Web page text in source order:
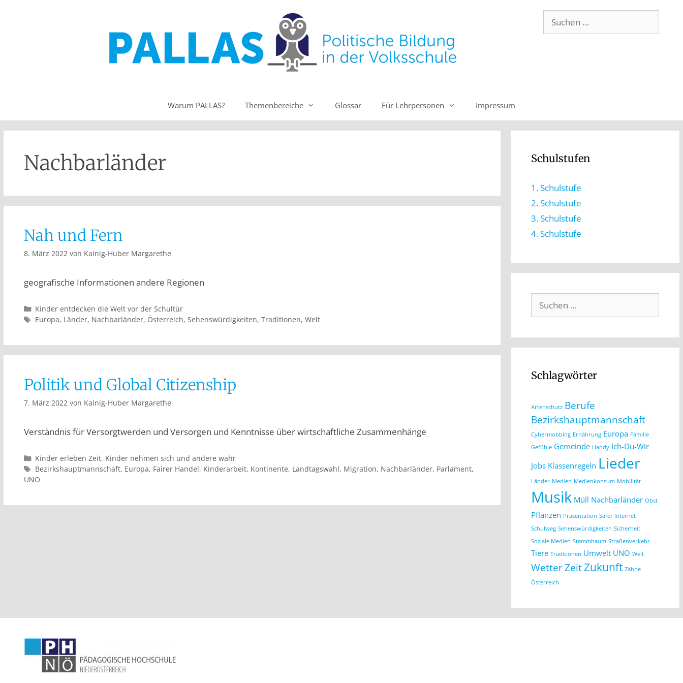
Warum PALLAS? Themenbereiche Glossar Für Lehrpersonen Impressum
Nachbarländer
Nah und Fern
8. März 2022 von Kainig-Huber Margarethe
geografische Informationen andere Regionen
Kinder entdecken die Welt vor der Schultür
Europa, Länder, Nachbarländer, Österreich, Sehenswürdigkeiten, Traditionen, Welt
Politik und Global Citizenship
7. März 2022 von Kainig-Huber Margarethe
Verständnis für Versorgtwerden und Versorgen und Kenntnisse über wirtschaftliche Zusammenhänge
Kinder erleben Zeit, Kinder nehmen sich und andere wahr
Bezirkshauptmannschaft, Europa, Fairer Handel, Kinderarbeit, Kontinente, Landtagswahl, Migration, Nachbarländer, Parlament,
UNO
Schulstufen
1. Schulstufe
2. Schulstufe
3. Schulstufe
4. Schulstufe
Schlagwörter
Artenschutz Berufe
Bezirkshauptmannschaft
Cybermobbing Ernährung Europa Familie
Gefühle Gemeinde Handy Ich-Du-Wir
Jobs Klassenregeln Lieder
Länder Medien Medienkonsum Mobilität
Musik Müll Nachbarländer Obst
Pflanzen Präsentation Safer Internet
Schulweg Sehenswürdigkeiten Sicherheit
Soziale Medien Stammbaum Straßenverkehr
Tiere Traditionen Umwelt UNO Welt
WetterZeitZukunft Zähne
Österreich